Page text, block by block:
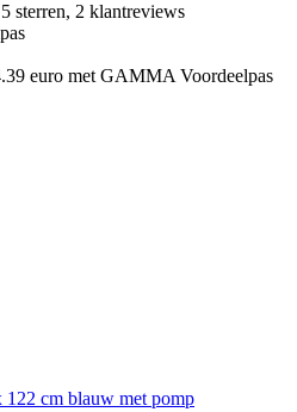
sterren, 2 klantreviews
euro met GAMMA Voordeelpas
cm blauw met pomp